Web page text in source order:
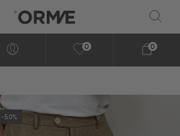
0 0
-50%